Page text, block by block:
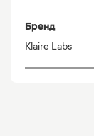
Бренд
Klaire Labs